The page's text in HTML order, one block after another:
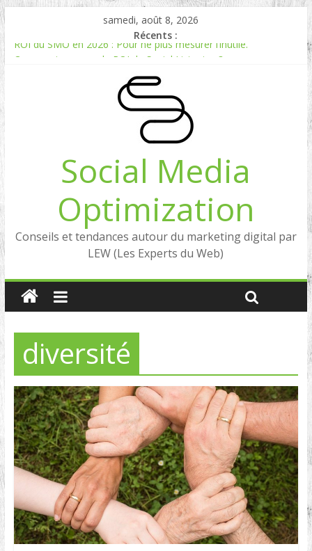
samedi, août 8, 2026
Récents :
ROI du SMO en 2026 : Pour ne plus mesurer l’inutile.
Experts en Social Listening en France : qui sont les références
Reddit, la brique manquante entre Social Intelligence et AIO
Comment votre e-réputation dépend du social listening et des
Social Media
Optimization
Conseils et tendances autour du marketing digital par
LEW (Les Experts du Web)
diversité